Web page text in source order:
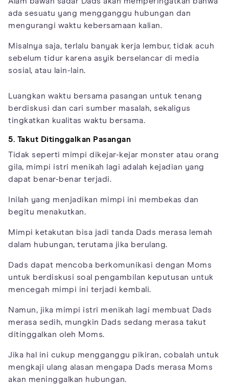
ada sesuatu yang mengganggu hubungan dan
mengurangi waktu kebersamaan kalian.
Misalnya saja, terlalu banyak kerja lembur, tidak acuh
sebelum tidur karena asyik berselancar di media
sosial, atau lain-lain.
Luangkan waktu bersama pasangan untuk tenang
berdiskusi dan cari sumber masalah, sekaligus
tingkatkan kualitas waktu bersama.
5. Takut Ditinggalkan Pasangan
Tidak seperti mimpi dikejar-kejar monster atau orang
gila, mimpi istri menikah lagi adalah kejadian yang
dapat benar-benar terjadi.
Inilah yang menjadikan mimpi ini membekas dan
begitu menakutkan.
Mimpi ketakutan bisa jadi tanda Dads merasa lemah
dalam hubungan, terutama jika berulang.
Dads dapat mencoba berkomunikasi dengan Moms
untuk berdiskusi soal pengambilan keputusan untuk
mencegah mimpi ini terjadi kembali.
Namun, jika mimpi istri menikah lagi membuat Dads
merasa sedih, mungkin Dads sedang merasa takut
ditinggalkan oleh Moms.
Jika hal ini cukup mengganggu pikiran, cobalah untuk
mengkaji ulang alasan mengapa Dads merasa Moms
akan meninggalkan hubungan.